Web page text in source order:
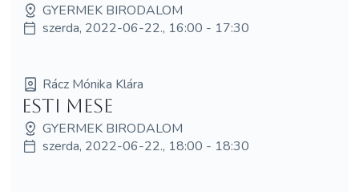
GYERMEK BIRODALOM
szerda, 2022-06-22., 16:00 - 17:30
Rácz Mónika Klára
Esti mese
GYERMEK BIRODALOM
szerda, 2022-06-22., 18:00 - 18:30